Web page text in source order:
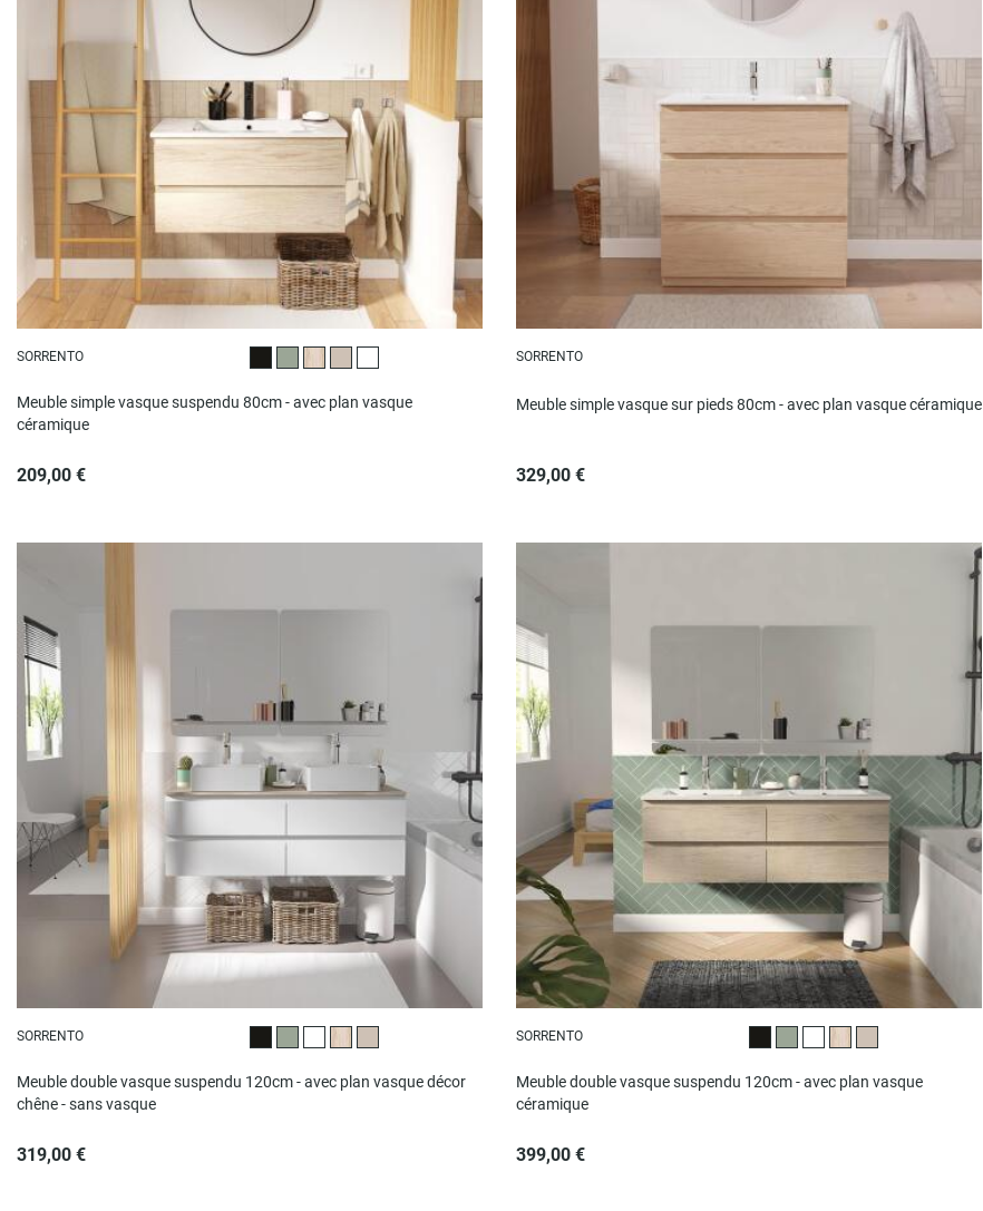
SORRENTO
Noir satiné
Vert satiné
Décor chêne
Beige satiné
Blanc satiné
Meuble simple vasque suspendu 80cm - avec plan vasque
céramique
209,00 €
SORRENTO
Meuble simple vasque sur pieds 80cm - avec plan vasque céramique
329,00 €
SORRENTO
Noir satiné
Vert satiné
Blanc brillant
Décor chêne
Beige satiné
Meuble double vasque suspendu 120cm - avec plan vasque décor
chêne - sans vasque
319,00 €
SORRENTO
Noir satiné
Vert satiné
Blanc brillant
Décor chêne
Beige satiné
Meuble double vasque suspendu 120cm - avec plan vasque
céramique
399,00 €